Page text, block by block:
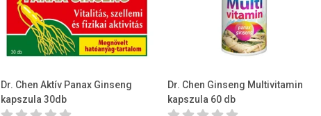
Dr. Chen Aktív Panax Ginseng
kapszula 30db
Dr. Chen Ginseng Multivitamin
kapszula 60 db